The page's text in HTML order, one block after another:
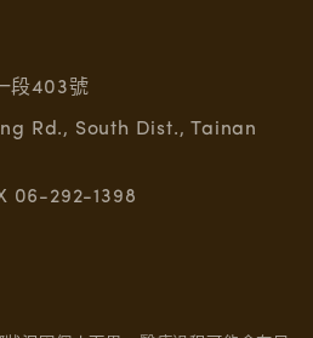
段403號
Rd., South Dist., Tainan
06-292-1398